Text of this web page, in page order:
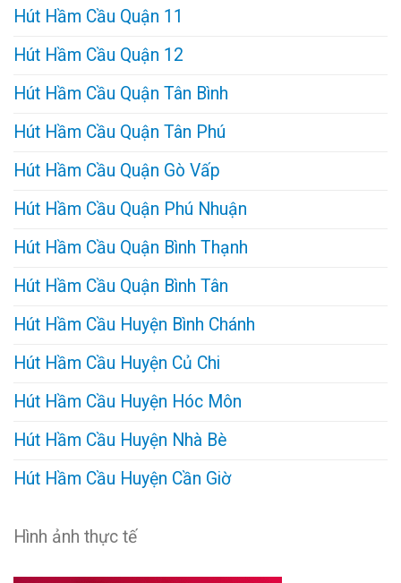
Hút Hầm Cầu Quận 11
Hút Hầm Cầu Quận 12
Hút Hầm Cầu Quận Tân Bình
Hút Hầm Cầu Quận Tân Phú
Hút Hầm Cầu Quận Gò Vấp
Hút Hầm Cầu Quận Phú Nhuận
Hút Hầm Cầu Quận Bình Thạnh
Hút Hầm Cầu Quận Bình Tân
Hút Hầm Cầu Huyện Bình Chánh
Hút Hầm Cầu Huyện Củ Chi
Hút Hầm Cầu Huyện Hóc Môn
Hút Hầm Cầu Huyện Nhà Bè
Hút Hầm Cầu Huyện Cần Giờ
Hình ảnh thực tế